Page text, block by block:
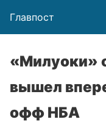
Главпост
«Милуоки»
вышел
офф НБА